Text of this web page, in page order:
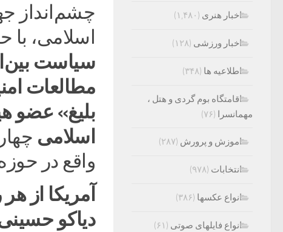
چشم‌انداز
اسلامی، با
سیاست
مطالعات
بلیغ» عضو
اسلامی
واقع در
آمریکا از
دیاکو
اخبار هنری (۱,۴۸۰)
اخبار ورزشی (۱۲۸)
اطلاعیه ها (۳۴۸)
اقامتگاه بوم گردی و هتل ،
مهمانسرا (۷۶)
اموزش و پرورش (۲۸۷)
انتخابات (۹۷۸)
انواع عکسها (۳۸۶)
انواع فایلهای صوتی (۶۱)